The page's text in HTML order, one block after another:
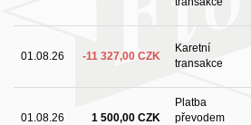
01.08.26 -11 327,00 CZK
Karetní
transakce
01.08.26 1 500,00 CZK
Platba
převodem